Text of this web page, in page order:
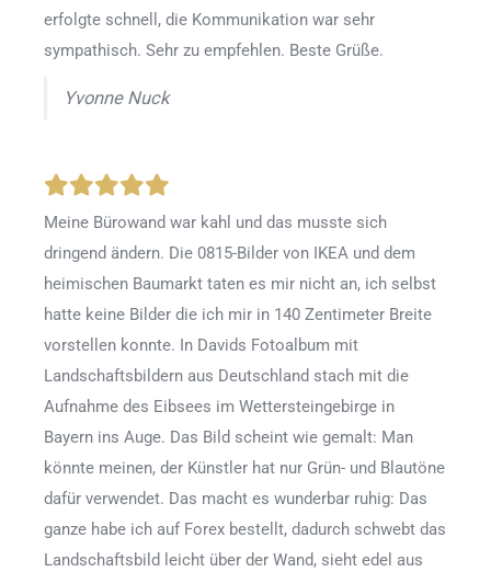
erfolgte schnell, die Kommunikation war sehr
sympathisch. Sehr zu empfehlen. Beste Grüße.
Yvonne Nuck
Meine Bürowand war kahl und das musste sich
dringend ändern. Die 0815-Bilder von IKEA und dem
heimischen Baumarkt taten es mir nicht an, ich selbst
hatte keine Bilder die ich mir in 140 Zentimeter Breite
vorstellen konnte. In Davids Fotoalbum mit
Landschaftsbildern aus Deutschland stach mit die
Aufnahme des Eibsees im Wettersteingebirge in
Bayern ins Auge. Das Bild scheint wie gemalt: Man
könnte meinen, der Künstler hat nur Grün- und Blautöne
dafür verwendet. Das macht es wunderbar ruhig: Das
ganze habe ich auf Forex bestellt, dadurch schwebt das
Landschaftsbild leicht über der Wand, sieht edel aus